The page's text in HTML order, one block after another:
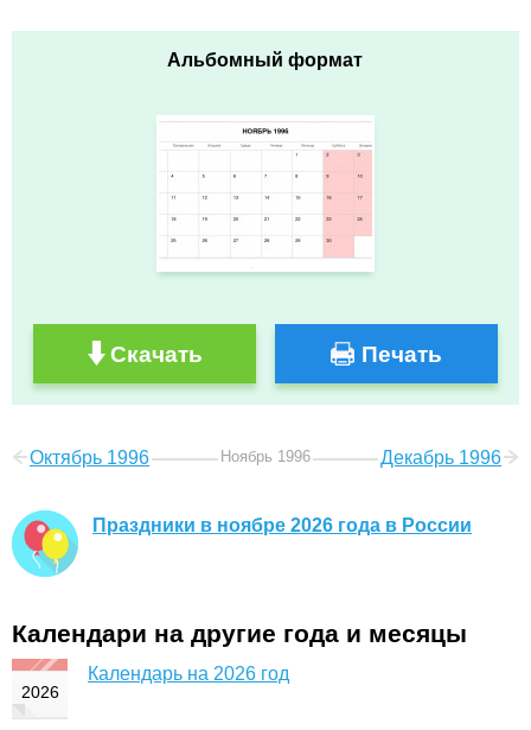
Альбомный формат
Скачать Печать
Октябрь 1996 Ноябрь 1996 Декабрь 1996
Праздники в ноябре 2026 года в России
Календари на другие года и месяцы
Календарь на 2026 год